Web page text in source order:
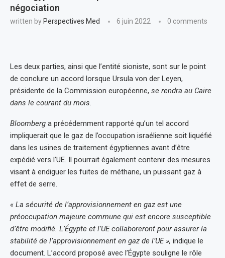
négociation
written by Perspectives Med 6 juin 2022 0 comments
Les deux parties, ainsi que l’entité sioniste, sont sur le point
de conclure un accord lorsque Ursula von der Leyen,
présidente de la Commission européenne, se rendra au Caire
dans le courant du mois.
Bloomberg a précédemment rapporté qu’un tel accord
impliquerait que le gaz de l’occupation israélienne soit liquéfié
dans les usines de traitement égyptiennes avant d’être
expédié vers l’UE. Il pourrait également contenir des mesures
visant à endiguer les fuites de méthane, un puissant gaz à
effet de serre.
« La sécurité de l’approvisionnement en gaz est une
préoccupation majeure commune qui est encore susceptible
d’être modifié. L’Égypte et l’UE collaboreront pour assurer la
stabilité de l’approvisionnement en gaz de l’UE », indique le
document. L’accord proposé avec l’Égypte souligne le rôle